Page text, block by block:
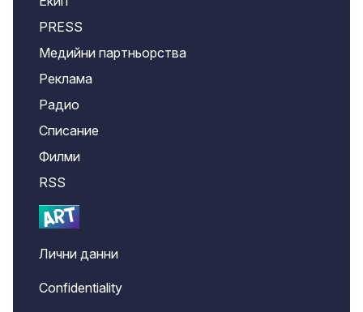
PRESS
Медийни партньорства
Реклама
Радио
Списание
Филми
RSS
Лични данни
Confidentiality